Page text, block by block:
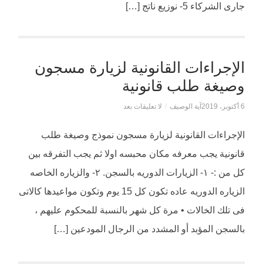
جارى الشركاء 5- نوزيع ناتج […]
الإجراءات القانونية لزيارة مسجون
وصيغة طلب قانونية
6 أكتوبر، 2019 آية الوصيف / لا تعليقات بعد
الإجراءات القانونية لزيارة مسجون نموذج وصيغة طلب
قانونية يجب معرفه مكان محبسه اولا ثم يجب التفرقه بين
كل من :- ١- الزيارات الدوريه بالسجن. ٢- والزياره الخاصه
الزياره الدوريه عاده تكون كل 15 يوم وتكون مواعيدها كالاتى
فى تلك الخالات • مرة كل شهر بالنسبة للمحكوم عليهم ،
بالسجن المؤبد أو المشدد من الرجال المودعين […]